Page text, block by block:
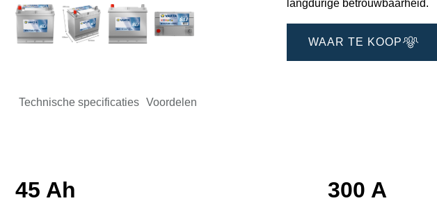
langdurige betrouwbaarheid.
WAAR TE KOOP
Technische specificaties Voordelen
45 Ah 300 A